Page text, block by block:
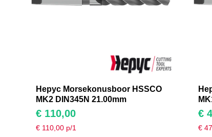
Hepyc Morsekonusboor HSSCO
MK2 DIN345N 21.00mm
€ 110,00
€ 110,00 p/1
€
€